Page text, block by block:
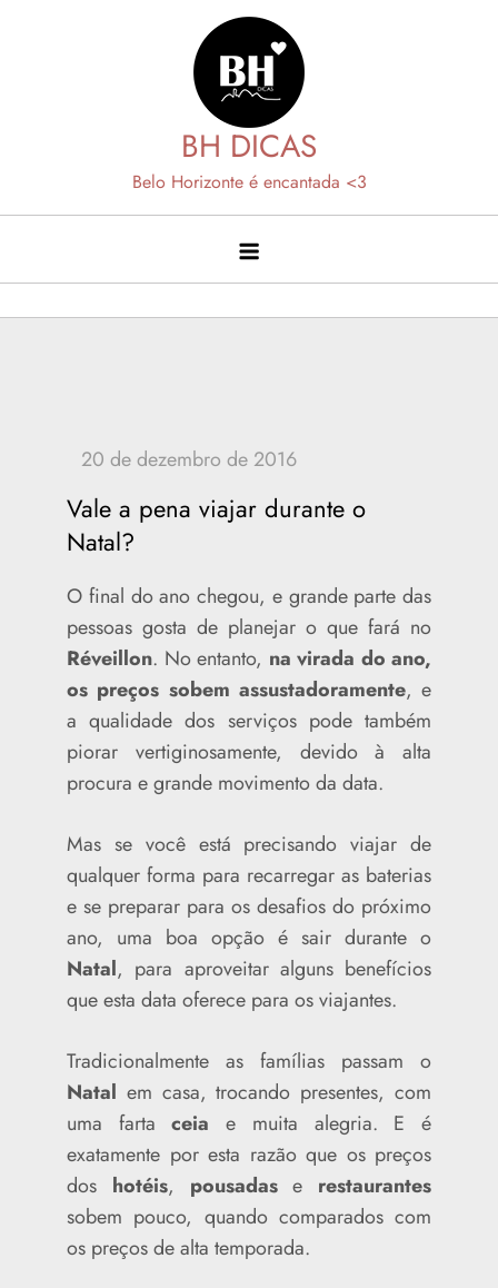
BH DICAS
Belo Horizonte é encantada <3
Vale a pena viajar durante o
Natal?
O final do ano chegou, e grande parte das
pessoas gosta de planejar o que fará no
Réveillon. No entanto, na virada do ano,
os preços sobem assustadoramente, e
a qualidade dos serviços pode também
piorar vertiginosamente, devido à alta
procura e grande movimento da data.
Mas se você está precisando viajar de
qualquer forma para recarregar as baterias
e se preparar para os desafios do próximo
ano, uma boa opção é sair durante o
Natal, para aproveitar alguns benefícios
que esta data oferece para os viajantes.
Tradicionalmente as famílias passam o
Natal em casa, trocando presentes, com
uma fartaceia e muita alegria. E é
exatamente por esta razão que os preços
dos hotéis, pousadase restaurantes
sobem pouco, quando comparados com
os preços de alta temporada.